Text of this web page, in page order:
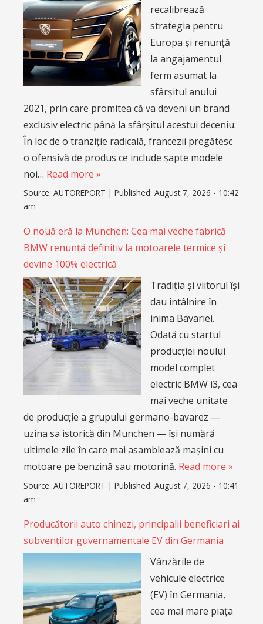
recalibrează
strategia pentru
Europa și renunță
la angajamentul
ferm asumat la
sfârșitul anului
2021, prin care promitea că va deveni un brand
exclusiv electric până la sfârșitul acestui deceniu.
În loc de o tranziție radicală, francezii pregătesc
o ofensivă de produs ce include șapte modele
noi… Read more »
Source: AUTOREPORT | Published: August 7, 2026 - 10:42
am
O nouă eră la Munchen: Cea mai veche fabrică
BMW renunță definitiv la motoarele termice și
devine 100% electrică
Tradiția și viitorul își
dau întâlnire în
inima Bavariei.
Odată cu startul
producției noului
model complet
electric BMW i3, cea
mai veche unitate
de producție a grupului germano-bavarez —
uzina sa istorică din Munchen — își numără
ultimele zile în care mai asamblează mașini cu
motoare pe benzină sau motorină. Read more »
Source: AUTOREPORT | Published: August 7, 2026 - 10:41
am
Producătorii auto chinezi, principalii beneficiari ai
subvenților guvernamentale EV din Germania
Vânzările de
vehicule electrice
(EV) în Germania,
cea mai mare piața